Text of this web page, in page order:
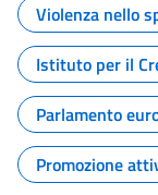
Violenza nello
Istituto per il
Parlamento
Promozione